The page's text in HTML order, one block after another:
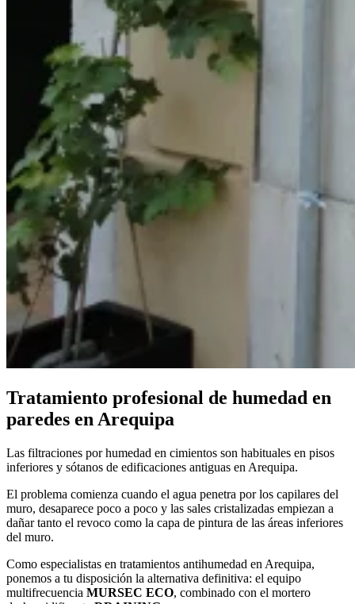
Tratamiento profesional de humedad en
paredes en Arequipa
Las filtraciones por humedad en cimientos son habituales en pisos
inferiores y sótanos de edificaciones antiguas en Arequipa.
El problema comienza cuando el agua penetra por los capilares del
muro, desaparece poco a poco y las sales cristalizadas empiezan a
dañar tanto el revoco como la capa de pintura de las áreas inferiores
del muro.
Como especialistas en tratamientos antihumedad en Arequipa,
ponemos a tu disposición la alternativa definitiva: el equipo
multifrecuencia MURSEC ECO, combinado con el mortero